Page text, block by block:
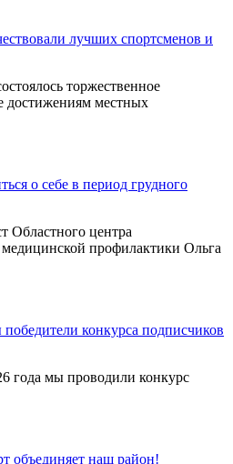
лучших спортсменов и
торжественное
достижениям местных
о себе в период грудного
Областного центра
профилактики Ольга
конкурса подписчиков
года мы проводили конкурс
объединяет наш район!